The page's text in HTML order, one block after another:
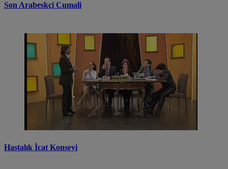
Son Arabeskçi Cumali
Hastalık İcat Konseyi